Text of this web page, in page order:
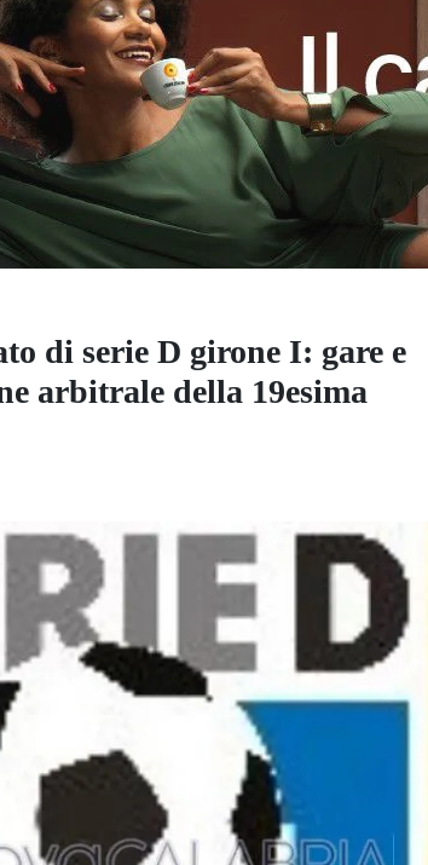
di serie D girone I: gare e
arbitrale della 19esima